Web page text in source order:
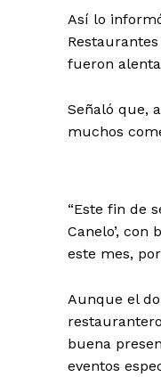
Así lo
fueron
Señaló que,
muchos
“Este fin de
Canelo’,
este mes,
Aunque el
buena
eventos